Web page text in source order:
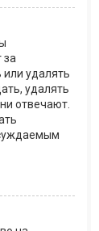
за
удалять
удалять
отвечают.